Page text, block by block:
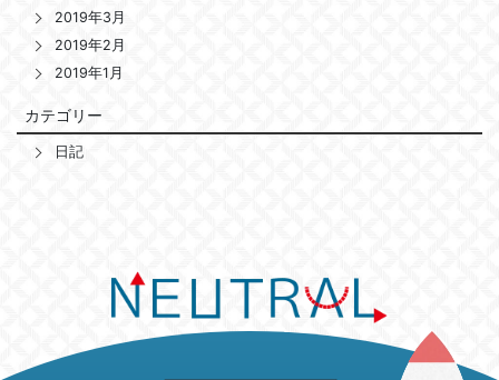
2019年3月
2019年2月
2019年1月
カテゴリー
日記